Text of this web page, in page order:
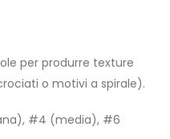
per produrre texture
o motivi a spirale).
#4 (media), #6